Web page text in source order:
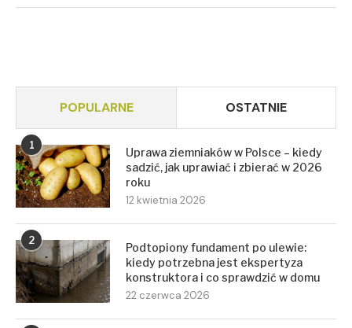
POPULARNE OSTATNIE
1
Uprawa ziemniaków w Polsce – kiedy
sadzić, jak uprawiać i zbierać w 2026
roku
12 kwietnia 2026
2
Podtopiony fundament po ulewie:
kiedy potrzebna jest ekspertyza
konstruktora i co sprawdzić w domu
22 czerwca 2026